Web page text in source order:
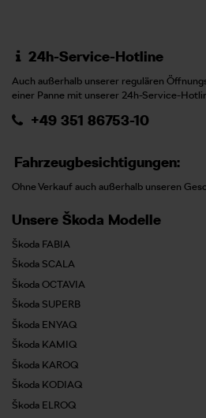
24h-Service-Hotline
Auch außerhalb unserer regulären
einer Panne mit unserer 24h-Service-
+49 351 86753-10
Fahrzeugbesichtigungen:
Ohne Verkauf auch außerhalb unseren
Unsere Škoda Modelle
Škoda FABIA
Škoda SCALA
Škoda OCTAVIA
Škoda SUPERB
Škoda ENYAQ
Škoda KAMIQ
Škoda KAROQ
Škoda KODIAQ
Škoda ELROQ